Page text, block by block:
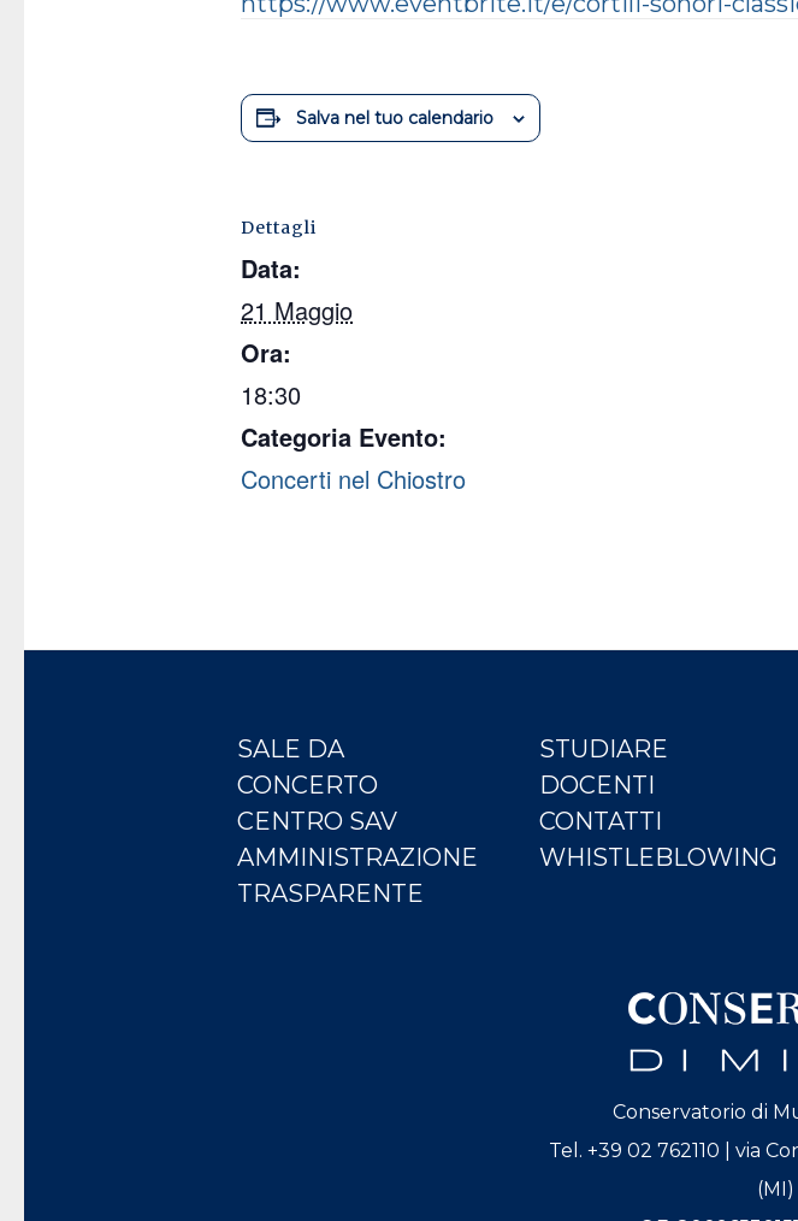
Salva nel tuo calendario
Dettagli
Data:
21 Maggio
Ora:
18:30
Categoria Evento:
Concerti nel Chiostro
SALE DA
CONCERTO
CENTRO SAV
AMMINISTRAZIONE
TRASPARENTE
STUDIARE
DOCENTI
CONTATTI
WHISTLEBLOWING
Conservatorio di
Tel. +39 02 762110 | via